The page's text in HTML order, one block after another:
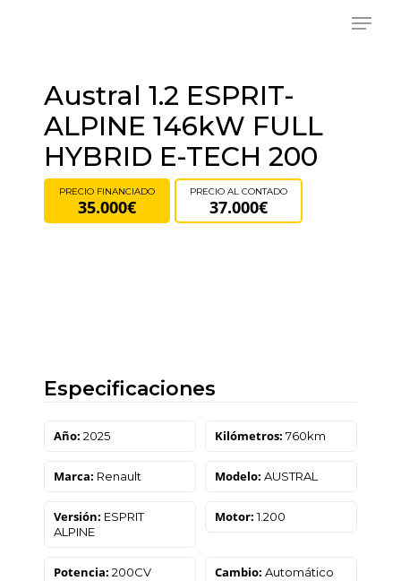
Menu
Austral 1.2 ESPRIT-
ALPINE 146kW FULL
HYBRID E-TECH 200
PRECIO FINANCIADO
35.000€
PRECIO AL CONTADO
37.000€
Especificaciones
Año: 2025 Kilómetros: 760km
Marca: Renault Modelo: AUSTRAL
Versión: ESPRIT
ALPINE
Motor:1.200
Potencia: 200CV Cambio: Automático